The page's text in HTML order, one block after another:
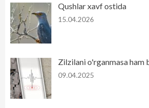
Qushlar xavf ostida
15.04.2026
Zilzilani o'rganmasa ham
09.04.2025